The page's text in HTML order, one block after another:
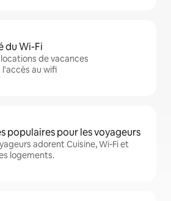
du Wi-Fi
locations de vacances
au wifi
populaires pour les voyageurs
adorent Cuisine, Wi-Fi et
logements.